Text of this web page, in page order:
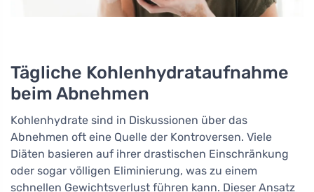
Tägliche Kohlenhydrataufnahme
beim Abnehmen
Kohlenhydrate sind in Diskussionen über das
Abnehmen oft eine Quelle der Kontroversen. Viele
Diäten basieren auf ihrer drastischen Einschränkung
oder sogar völligen Eliminierung, was zu einem
schnellen Gewichtsverlust führen kann. Dieser Ansatz